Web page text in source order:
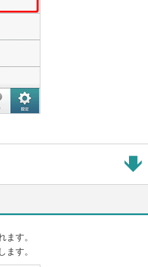
ます。
ます。